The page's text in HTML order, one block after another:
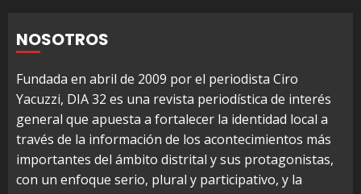
NOSOTROS
Fundada en abril de 2009 por el periodista Ciro
Yacuzzi, DIA 32 es una revista periodística de interés
general que apuesta a fortalecer la identidad local a
través de la información de los acontecimientos más
importantes del ámbito distrital y sus protagonistas,
con un enfoque serio, plural y participativo, y la